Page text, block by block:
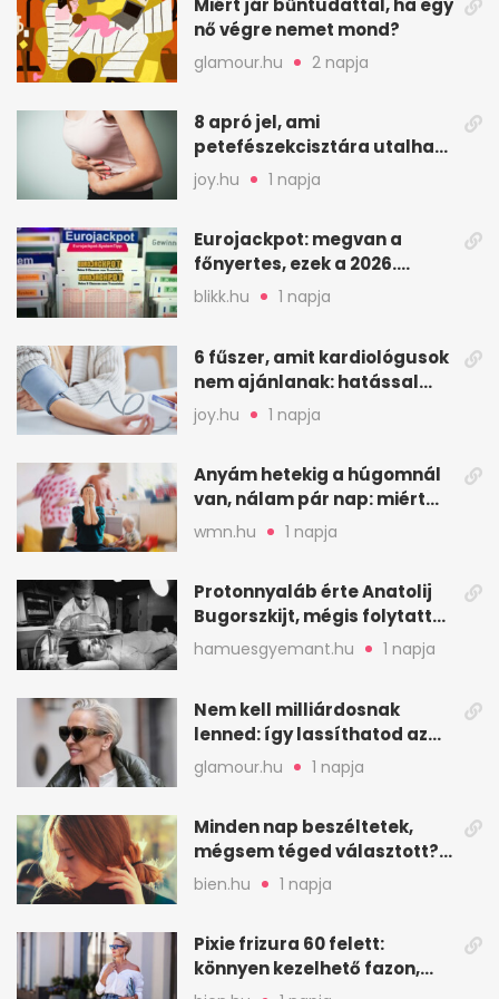
nő végre nemet mond?
glamour.hu 2 napja
8 apró jel, ami
petefészekcisztára utalhat
– mire figyelj
joy.hu 1 napja
Eurojackpot: megvan a
főnyertes, ezek a 2026.
augusztus 7-i számok
blikk.hu 1 napja
6 fűszer, amit kardiológusok
nem ajánlanak: hatással
lehet a vérnyomásra
joy.hu 1 napja
Anyám hetekig a húgomnál
van, nálam pár nap: miért
fáj ennyire?
wmn.hu 1 napja
Protonnyaláb érte Anatolij
Bugorszkijt, mégis folytatta
a munkát
hamuesgyemant.hu 1 napja
Nem kell milliárdosnak
lenned: így lassíthatod az
öregedést a biológus szerint
glamour.hu 1 napja
Minden nap beszéltetek,
mégsem téged választott?
Ez az érzelmi csapda
bien.hu 1 napja
Pixie frizura 60 felett:
könnyen kezelhető fazon,
ami karaktert ad